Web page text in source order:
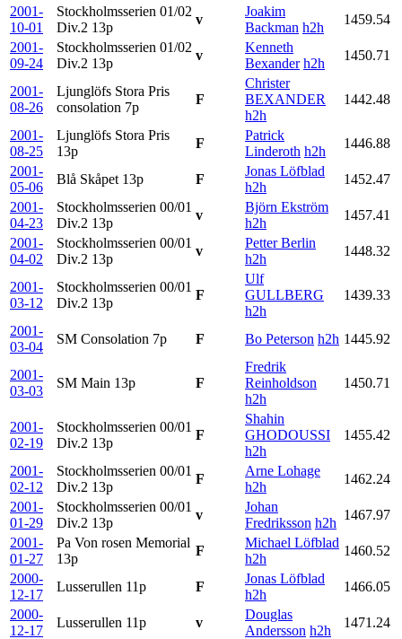
2001-
10-01
Stockholmsserien 01/02
Div.2 13p
v
Joakim
Backman h2h
1459.54
2001-
09-24
Stockholmsserien 01/02
Div.2 13p
v
Kenneth
Bexander h2h
1450.71
2001-
08-26
Ljunglöfs Stora Pris
consolation 7p
F
Christer
BEXANDER
h2h
1442.48
2001-
08-25
Ljunglöfs Stora Pris
13p
F
Patrick
Linderoth h2h
1446.88
2001-
05-06
Blå Skåpet 13p F
Jonas Löfblad
h2h
1452.47
2001-
04-23
Stockholmsserien 00/01
Div.2 13p
v
Björn Ekström
h2h
1457.41
2001-
04-02
Stockholmsserien 00/01
Div.2 13p
v
Petter Berlin
h2h
1448.32
2001-
03-12
Stockholmsserien 00/01
Div.2 13p
F
Ulf
GULLBERG
h2h
1439.33
2001-
03-04
SM Consolation 7p F Bo Peterson h2h 1445.92
2001-
03-03
SM Main 13p F
Fredrik
Reinholdson
h2h
1450.71
2001-
02-19
Stockholmsserien 00/01
Div.2 13p
F
Shahin
GHODOUSSI
h2h
1455.42
2001-
02-12
Stockholmsserien 00/01
Div.2 13p
F
Arne Lohage
h2h
1462.24
2001-
01-29
Stockholmsserien 00/01
Div.2 13p
v
Johan
Fredriksson h2h
1467.97
2001-
01-27
Pa Von rosen Memorial
13p
F
Michael Löfblad
h2h
1460.52
2000-
12-17
Lusserullen 11p F
Jonas Löfblad
h2h
1466.05
2000-
12-17
Lusserullen 11p v
Douglas
Andersson h2h
1471.24